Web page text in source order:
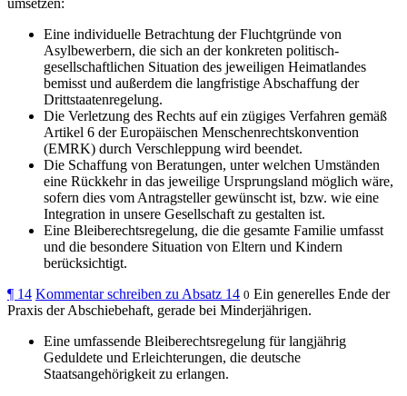
umsetzen:
Eine individuelle Betrachtung der Fluchtgründe von
Asylbewerbern, die sich an der konkreten politisch-
gesellschaftlichen Situation des jeweiligen Heimatlandes
bemisst und außerdem die langfristige Abschaffung der
Drittstaatenregelung.
Die Verletzung des Rechts auf ein zügiges Verfahren gemäß
Artikel 6 der Europäischen Menschenrechtskonvention
(EMRK) durch Verschleppung wird beendet.
Die Schaffung von Beratungen, unter welchen Umständen
eine Rückkehr in das jeweilige Ursprungsland möglich wäre,
sofern dies vom Antragsteller gewünscht ist, bzw. wie eine
Integration in unsere Gesellschaft zu gestalten ist.
Eine Bleiberechtsregelung, die die gesamte Familie umfasst
und die besondere Situation von Eltern und Kindern
berücksichtigt.
¶ 14 Kommentar schreiben zu Absatz 14 0 Ein generelles Ende der
Praxis der Abschiebehaft, gerade bei Minderjährigen.
Eine umfassende Bleiberechtsregelung für langjährig
Geduldete und Erleichterungen, die deutsche
Staatsangehörigkeit zu erlangen.